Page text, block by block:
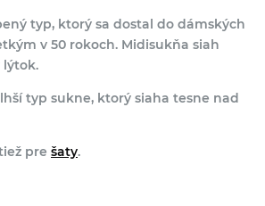
typ, ktorý sa dostal do dámských
v 50 rokoch. Midisukňa siah
lýtok.
typ sukne, ktorý siaha tesne nad
pre šaty.